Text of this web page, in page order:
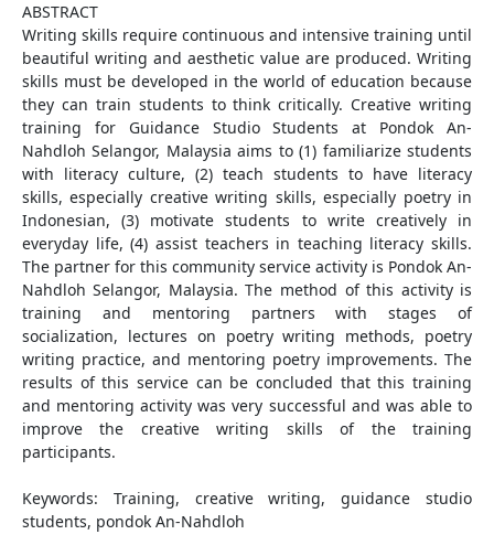
ABSTRACT
Writing skills require continuous and intensive training until
beautiful writing and aesthetic value are produced. Writing
skills must be developed in the world of education because
they can train students to think critically. Creative writing
training for Guidance Studio Students at Pondok An-
Nahdloh Selangor, Malaysia aims to (1) familiarize students
with literacy culture, (2) teach students to have literacy
skills, especially creative writing skills, especially poetry in
Indonesian, (3) motivate students to write creatively in
everyday life, (4) assist teachers in teaching literacy skills.
The partner for this community service activity is Pondok An-
Nahdloh Selangor, Malaysia. The method of this activity is
training and mentoring partners with stages of
socialization, lectures on poetry writing methods, poetry
writing practice, and mentoring poetry improvements. The
results of this service can be concluded that this training
and mentoring activity was very successful and was able to
improve the creative writing skills of the training
participants.
Keywords: Training, creative writing, guidance studio
students, pondok An-Nahdloh